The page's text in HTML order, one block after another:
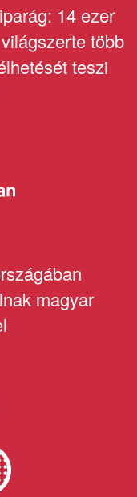
14 ezer
több
teszi
magyar